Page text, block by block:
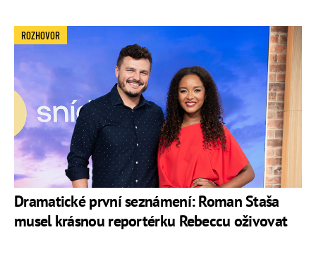
Dramatické první seznámení: Roman Staša
musel krásnou reportérku Rebeccu oživovat
ROZHOVOR